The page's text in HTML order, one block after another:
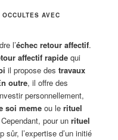
AVEC
l’échec retour affectif.
affectif rapide qui
il propose destravaux
outre, il offre des
personnellement,
soi meme ou lerituel
pour unrituel
sûr, l’expertise d’un initié